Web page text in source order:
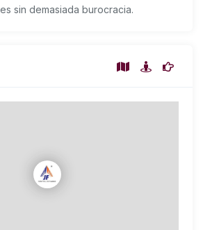
sin demasiada burocracia.